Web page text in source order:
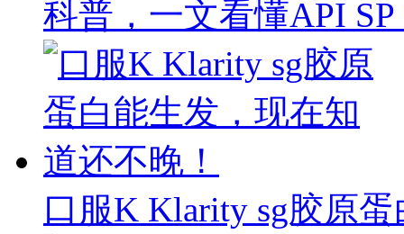
科普，一文看懂API
口服K Klarity sg胶原